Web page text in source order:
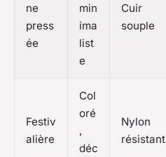
ne
press
ée
min
ima
list
e
Cuir
souple
Festiv
alière
Col
oré
,
déc
Nylon
résistant